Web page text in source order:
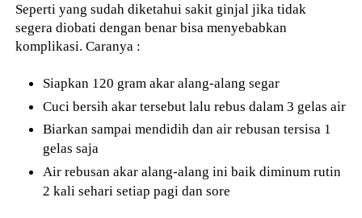
Seperti yang sudah diketahui sakit ginjal jika tidak
segera diobati dengan benar bisa menyebabkan
komplikasi. Caranya :
Siapkan 120 gram akar alang-alang segar
Cuci bersih akar tersebut lalu rebus dalam 3 gelas air
Biarkan sampai mendidih dan air rebusan tersisa 1
gelas saja
Air rebusan akar alang-alang ini baik diminum rutin
2 kali sehari setiap pagi dan sore